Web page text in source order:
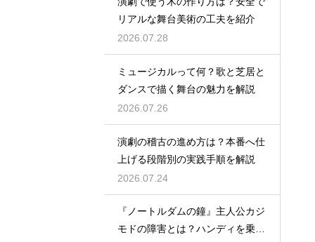
リアルな舞台美術の工夫を紹介
2026.07.28
ミュージカルって何？歌と芝居と
ダンスで描く舞台の魅力を解説
2026.07.26
演劇の稽古の進め方は？本番へ仕
上げる段階別の実践手順を解説
2026.07.24
『ノートルダムの鐘』主人公カジ
モドの障害とは？ハンディを乗り